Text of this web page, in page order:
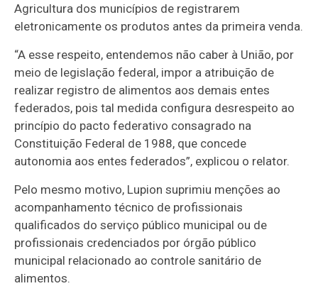
Agricultura dos municípios de registrarem
eletronicamente os produtos antes da primeira venda.
“A esse respeito, entendemos não caber à União, por
meio de legislação federal, impor a atribuição de
realizar registro de alimentos aos demais entes
federados, pois tal medida configura desrespeito ao
princípio do pacto federativo consagrado na
Constituição Federal de 1988, que concede
autonomia aos entes federados”, explicou o relator.
Pelo mesmo motivo, Lupion suprimiu menções ao
acompanhamento técnico de profissionais
qualificados do serviço público municipal ou de
profissionais credenciados por órgão público
municipal relacionado ao controle sanitário de
alimentos.